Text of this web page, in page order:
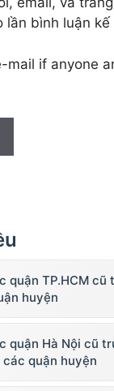
lần bình luận
mail if anyone
quận TP.HCM
huyện
quận Hà Nội cũ
quận huyện